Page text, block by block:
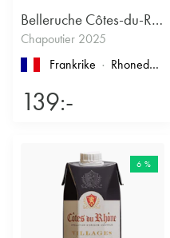
Belleruche Côtes-du-Rhône
Chapoutier 2025
Frankrike
Rhonedalen
139:-
6 %